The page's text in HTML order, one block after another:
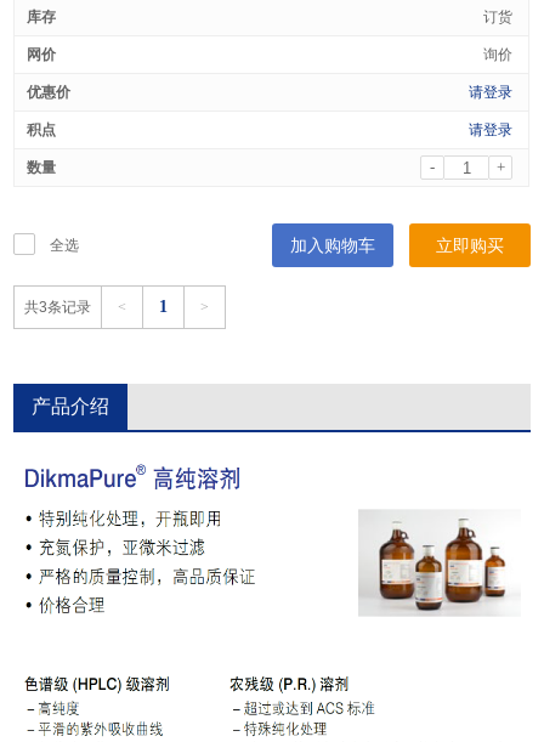
订货
询价
请登录
请登录
- +
全选 加入购物车 立即购买
共3条记录 < 1 >
产品介绍